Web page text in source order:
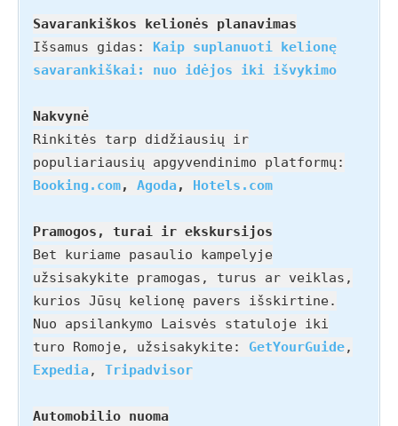
Savarankiškos kelionės planavimas
Išsamus gidas: Kaip suplanuoti kelionę
savarankiškai: nuo idėjos iki išvykimo
Nakvynė
Rinkitės tarp didžiausių ir
populiariausių apgyvendinimo platformų:
Booking.com, Agoda , Hotels.com
Pramogos, turai ir ekskursijos
Bet kuriame pasaulio kampelyje
užsisakykite pramogas, turus ar veiklas,
kurios Jūsų kelionę pavers išskirtine.
Nuo apsilankymo Laisvės statuloje iki
turo Romoje, užsisakykite: GetYourGuide,
Expedia , Tripadvisor
Automobilio nuoma